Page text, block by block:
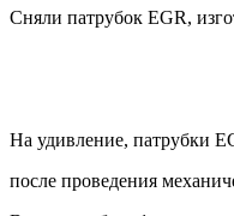
Сняли патрубок EGR,
На удивление, патрубки
после проведения